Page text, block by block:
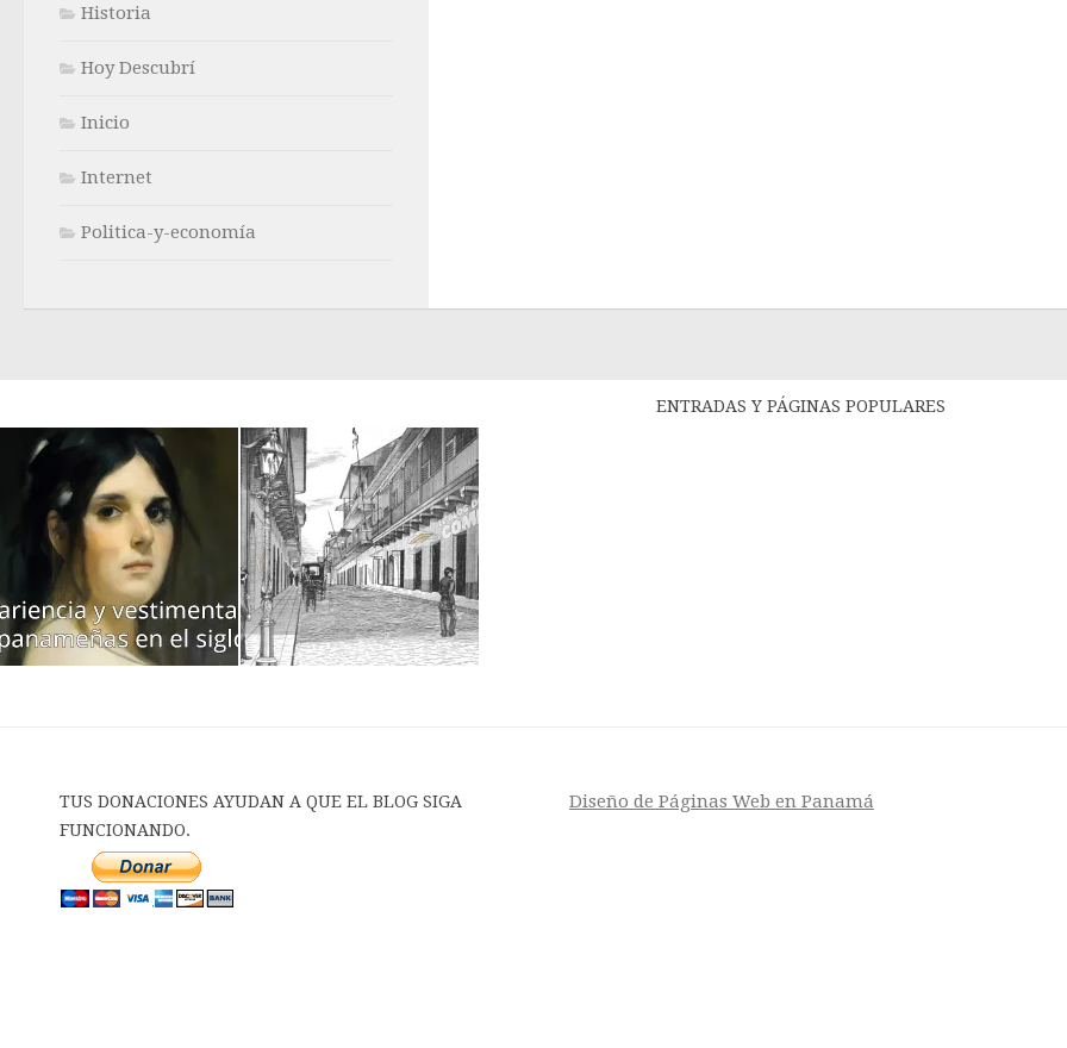
Historia
Hoy Descubrí
Inicio
Internet
Politica-y-economía
ENTRADAS Y PÁGINAS POPULARES
TUS DONACIONES AYUDAN A QUE EL BLOG SIGA
FUNCIONANDO.
Diseño de Páginas Web en Panamá